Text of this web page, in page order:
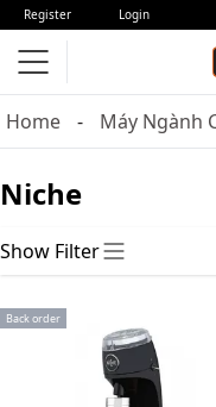
Register Login
Home Máy Ngành
Niche
Show Filter
Back order